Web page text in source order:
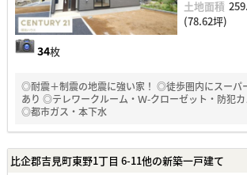
34枚
土地面積
(78.62坪)
◎耐震＋制震の地震に強い家！ ◎徒歩圏内にスーパ
あり ◎テレワークルーム・Ｗ-クローゼット・防犯
◎都市ガス・本下水
比企郡吉見町東野1丁目 6-11他の新築一戸建て